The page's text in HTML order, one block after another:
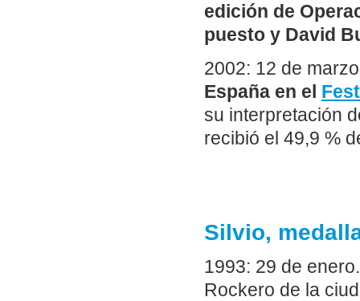
edición de
puesto y David
2002: 12 de
España en el
su interpretación
recibió el 49,9 %
Silvio,
1993: 29 de
Rockero de la